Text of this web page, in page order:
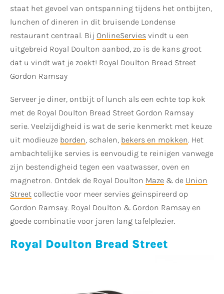
staat het gevoel van ontspanning tijdens het ontbijten,
lunchen of dineren in dit bruisende Londense
restaurant centraal. Bij OnlineServies vindt u een
uitgebreid Royal Doulton aanbod, zo is de kans groot
dat u vindt wat je zoekt! Royal Doulton Bread Street
Gordon Ramsay
Serveer je diner, ontbijt of lunch als een echte top kok
met de Royal Doulton Bread Street Gordon Ramsay
serie. Veelzijdigheid is wat de serie kenmerkt met keuze
uit modieuze borden, schalen, bekers en mokken. Het
ambachtelijke servies is eenvoudig te reinigen vanwege
zijn bestendigheid tegen een vaatwasser, oven en
magnetron. Ontdek de Royal Doulton Maze & de Union
Street collectie voor meer servies geïnspireerd op
Gordon Ramsay. Royal Doulton & Gordon Ramsay en
goede combinatie voor jaren lang tafelplezier.
Royal Doulton Bread Street